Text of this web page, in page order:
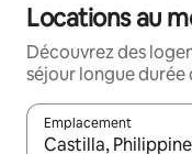
Locations au
Découvrez des
séjour longue durée
Emplacement
Quand les résultats